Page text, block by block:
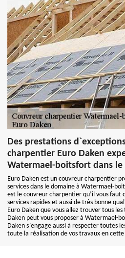
Des prestations
charpentier Euro Daken
Watermael-boitsfort dans le
Euro Daken est un couvreur charpentier
services dans le domaine à Watermael-
est le couvreur charpentier qu’il vous faut
services rapides et aussi de très bonne
Euro Daken que vous allez trouver tous
Daken peut vous proposer à Watermael-
Daken s`engage aussi à respecter toutes
toute la réalisation de vos travaux en